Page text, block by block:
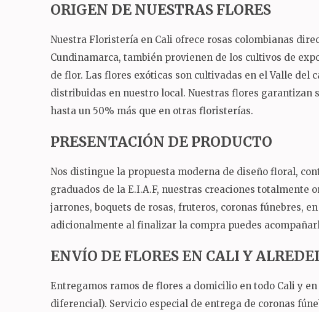
ORIGEN DE NUESTRAS FLORES
Nuestra Floristería en Cali ofrece rosas colombianas
Cundinamarca, también provienen de los cultivos de
de flor. Las flores exóticas son cultivadas en el Valle del
distribuidas en nuestro local. Nuestras flores
hasta un 50% más que en otras floristerías.
PRESENTACIÓN DE PRODUCTO
Nos distingue la propuesta moderna de diseño floral,
graduados de la E.I.A.F, nuestras creaciones totalmente
jarrones, boquets de rosas, fruteros, coronas fúnebres,
adicionalmente al finalizar la compra puedes
ENVÍO DE FLORES EN CALI Y
Entregamos ramos de flores a domicilio en todo Cali y
diferencial). Servicio especial de entrega de coronas